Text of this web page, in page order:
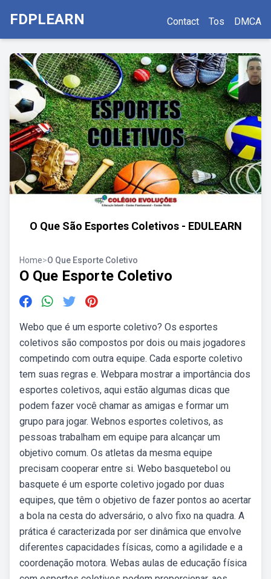
FDPLEARN Contact Tos DMCA
O Que São Esportes Coletivos - EDULEARN
Home>O Que Esporte Coletivo
O Que Esporte Coletivo
Webo que é um esporte coletivo? Os esportes
coletivos são compostos por dois ou mais jogadores
competindo com outra equipe. Cada esporte coletivo
tem suas regras e. Webpara mostrar a importância dos
esportes coletivos, aqui estão algumas dicas que
podem fazer você chamar as amigas e formar um
grupo para jogar. Webnos esportes coletivos, as
pessoas trabalham em equipe para alcançar um
objetivo comum. Os atletas da mesma equipe
precisam cooperar entre si. Webo basquetebol ou
basquete é um esporte coletivo jogado por duas
equipes, que têm o objetivo de fazer pontos ao acertar
a bola na cesta do adversário, o alvo fixo na quadra. A
prática é caracterizada por ser dinâmica que envolve
diferentes capacidades físicas, como a agilidade e a
coordenação motora. Webas aulas de educação física